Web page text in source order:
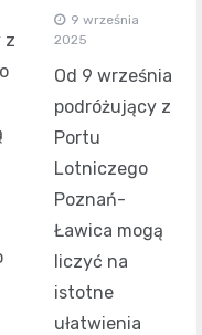
z
9 września
2025
Od 9 września
podróżujący z
Portu
Lotniczego
Poznań-
Ławica mogą
liczyć na
istotne
ułatwienia